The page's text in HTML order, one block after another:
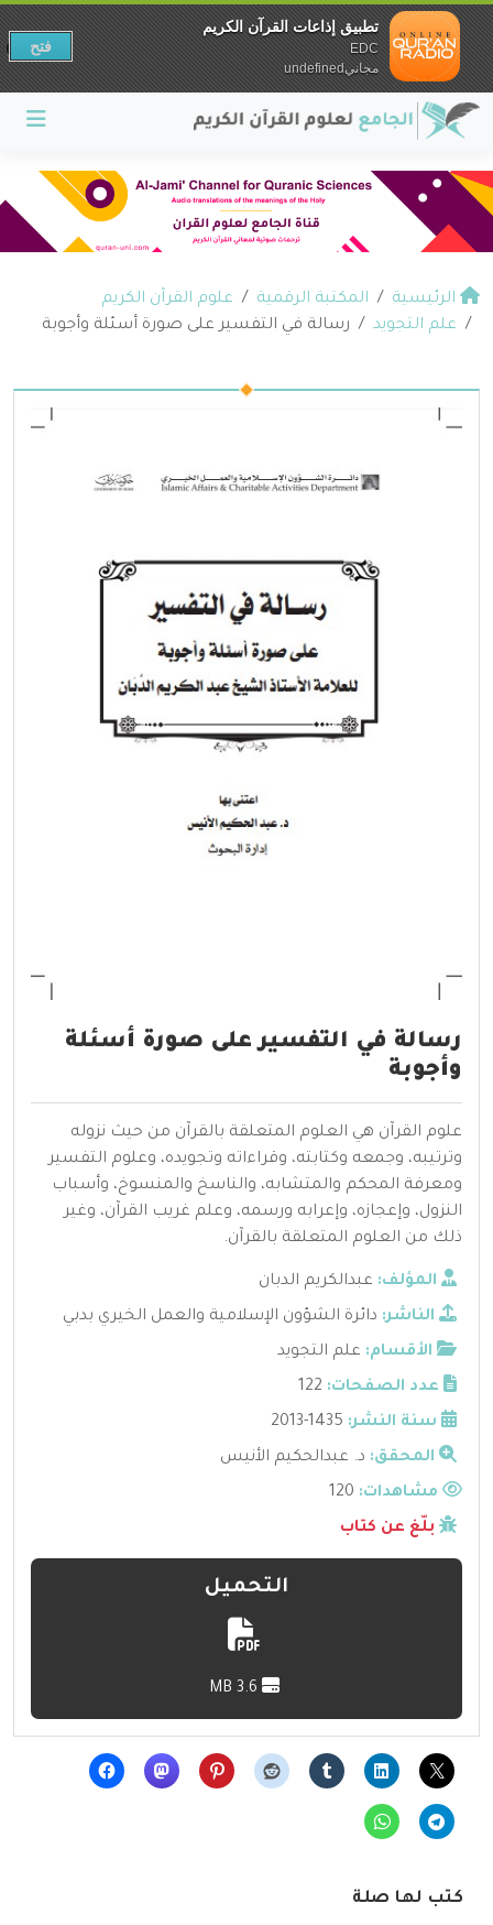
الرئيسية المكتبة الرقمية
علوم القرآن الكريم
علم التجويد
رسالة في التفسير على صورة أسئلة وأجوبة
رسالة في التفسير على صورة أسئلة
وأجوبة
علوم القرآن هي العلوم المتعلقة بالقرآن من حيث نزوله
وترتيبه، وجمعه وكتابته، وقراءاته وتجويده، وعلوم التفسير
ومعرفة المحكم والمتشابه، والناسخ والمنسوخ، وأسباب
النزول، وإعجازه، وإعرابه ورسمه، وعلم غريب القرآن، وغير
ذلك من العلوم المتعلقة بالقرآن.
المؤلف: عبدالكريم الدبان
الناشر: دائرة الشؤون الإسلامية والعمل الخيري بدبي
الأقسام: علم التجويد
عدد الصفحات: 122
سنة النشر: 1435-2013
المحقق: د. عبدالحكيم الأنيس
مشاهدات:
بلّغ عن كتاب
التحميل
كتب لها صلة
تطبيق إذاعات القرآن الكريم
EDC
مجانيundefined
فتح